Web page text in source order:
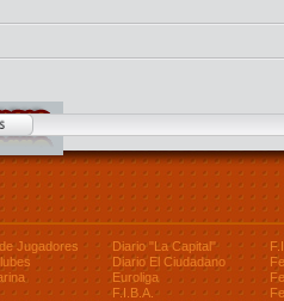
Jugadores
Diario "La Capital"
Diario El Ciudadano
Euroliga
F.I.B.A.